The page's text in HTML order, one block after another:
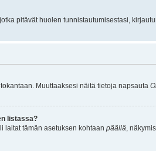
pitävät huolen tunnistautumisestasi,
Muuttaaksesi näitä tietoja napsauta
listassa?
laitat tämän asetuksen kohtaan päällä,